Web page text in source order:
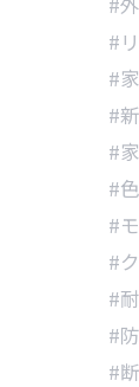
#
#
#
#
#
#
#
#
#
#